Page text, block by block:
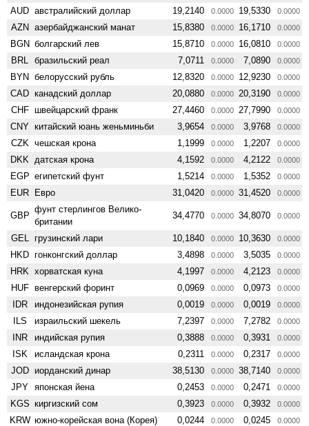
AUD австралийский доллар 19,2140 0.0000 19,5330 0.0000
AZN азербайджанский манат 15,8380 0.0000 16,1710 0.0000
BGN болгарский лев 15,8710 0.0000 16,0810 0.0000
BRL бразильский реал 7,0711 0.0000 7,0890 0.0000
BYN белорусский рубль 12,8320 0.0000 12,9230 0.0000
CAD канадский доллар 20,0880 0.0000 20,3190 0.0000
CHF швейцарский франк 27,4460 0.0000 27,7990 0.0000
CNY китайский юань женьминьби 3,9654 0.0000 3,9768 0.0000
CZK чешская крона 1,1999 0.0000 1,2207 0.0000
DKK датская крона 4,1592 0.0000 4,2122 0.0000
EGP египетский фунт 1,5214 0.0000 1,5352 0.0000
EUR Евро 31,0420 0.0000 31,4520 0.0000
GBP
фунт стерлингов Велико­
британии
34,4770 0.0000 34,8070 0.0000
GEL грузинский лари 10,1840 0.0000 10,3630 0.0000
HKD гонконгский доллар 3,4898 0.0000 3,5035 0.0000
HRK хорватская куна 4,1997 0.0000 4,2123 0.0000
HUF венгерский форинт 0,0969 0.0000 0,0973 0.0000
IDR индонезийская рупия 0,0019 0.0000 0,0019 0.0000
ILS израильский шекель 7,2397 0.0000 7,2782 0.0000
INR индийская рупия 0,3888 0.0000 0,3931 0.0000
ISK исландская крона 0,2311 0.0000 0,2317 0.0000
JOD иорданский динар 38,5130 0.0000 38,7140 0.0000
JPY японская йена 0,2453 0.0000 0,2471 0.0000
KGS киргизский сом 0,3923 0.0000 0,3932 0.0000
KRW южно-корейская вона (Корея) 0,0244 0.0000 0,0245 0.0000